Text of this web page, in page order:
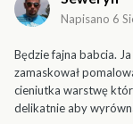
Napisano 6
Będzie fajna babcia.
zamaskował
cieniutka warstwę
delikatnie aby